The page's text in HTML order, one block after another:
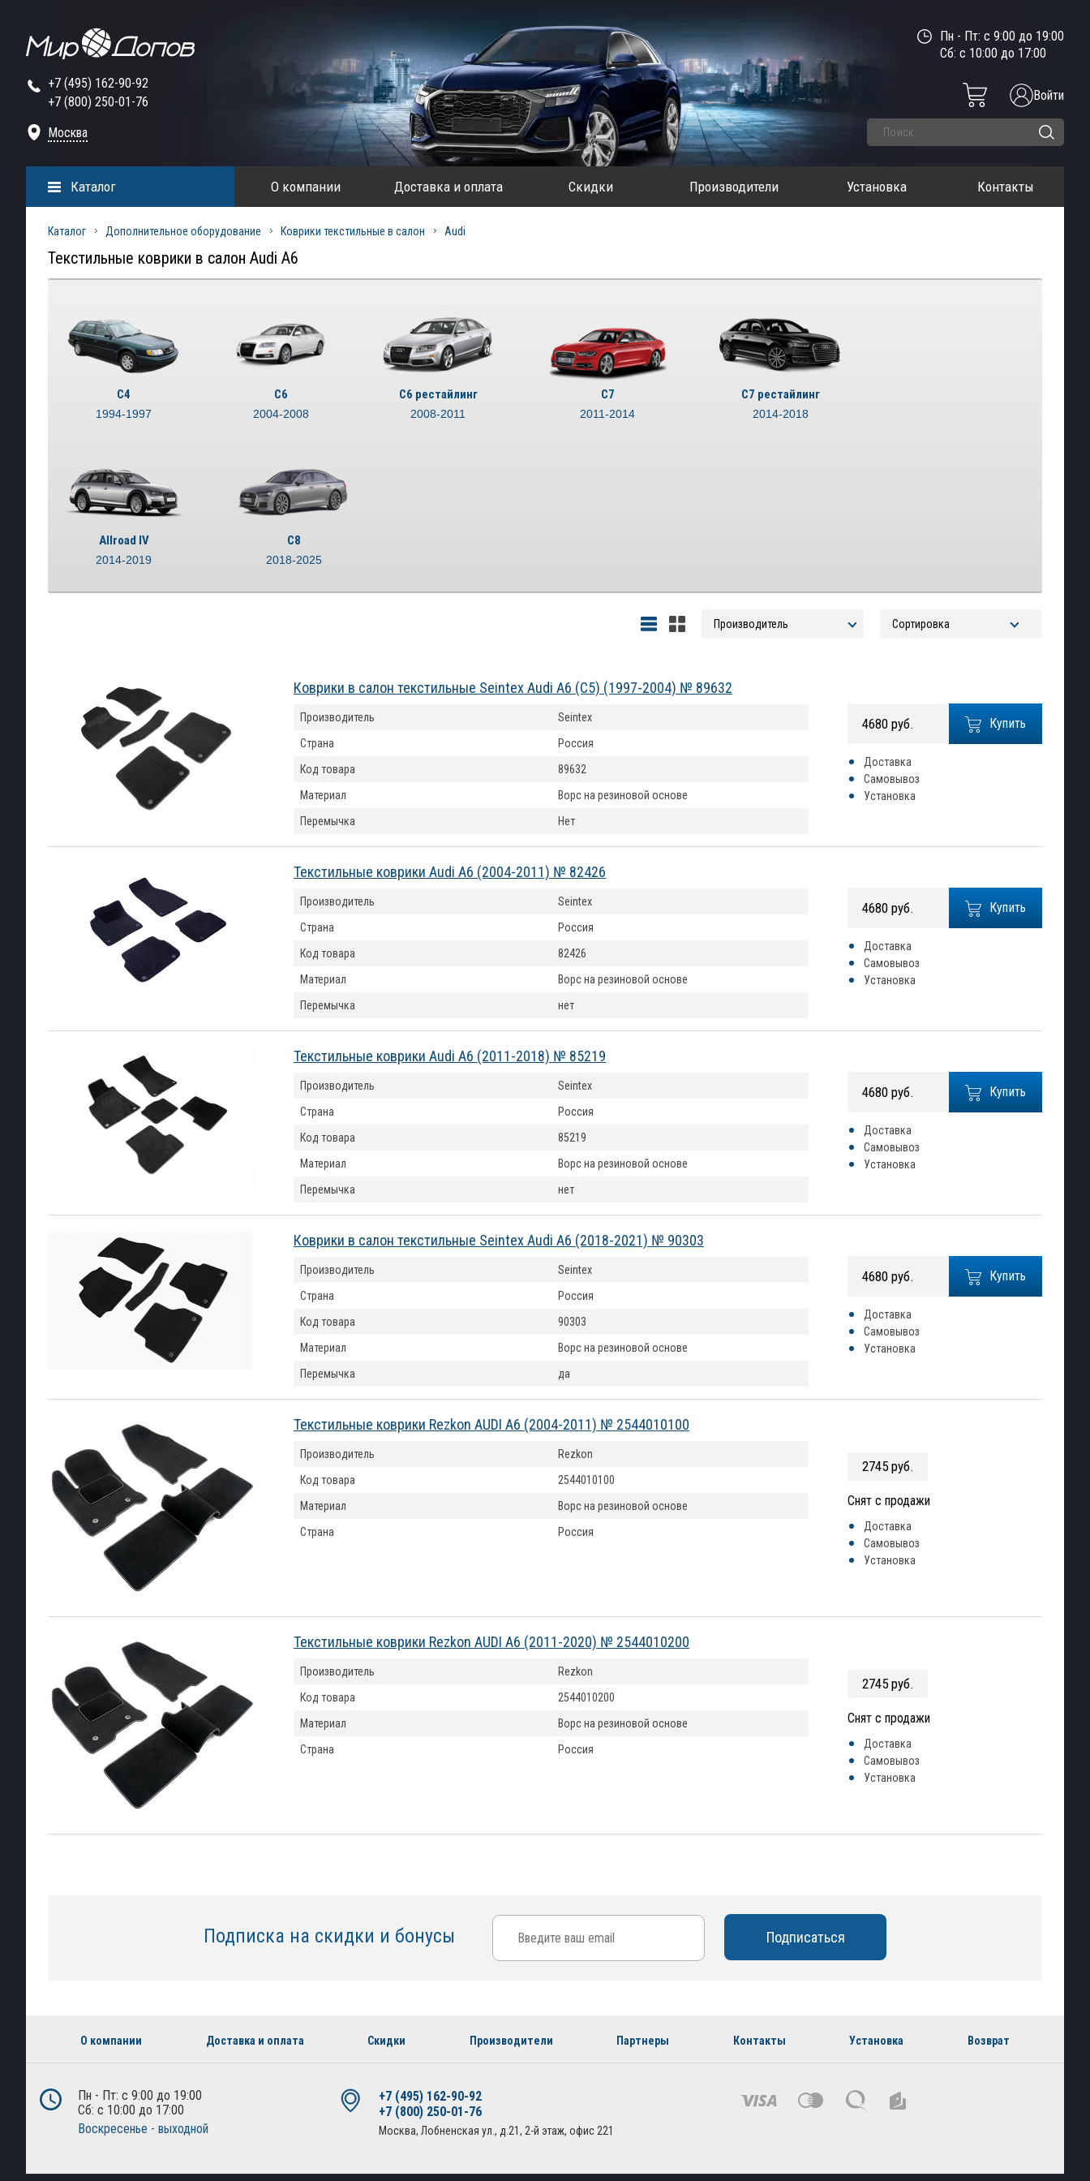
+7 (495) 162-90-92
+7 (800) 250-01-76
Москва
Пн - Пт: с 9:00 до 19:00
Сб: с 10:00 до 17:00
Войти
О компании Доставка и оплата Скидки Производители Установка Контакты
Каталог
Каталог Дополнительное оборудование Коврики текстильные в салон Audi
Текстильные коврики в салон Audi A6
С4
1994-1997
C6
2004-2008
С6 рестайлинг
2008-2011
С7
2011-2014
C7 рестайлинг
2014-2018
Allroad IV
2014-2019
C8
2018-2025
Коврики в салон текстильные Seintex Audi A6 (C5) (1997-2004) № 89632
Купить
4680 руб.
Доставка
Самовывоз
Установка
Производитель
Seintex
Страна
Россия
Код товара
89632
Материал
Ворс на резиновой основе
Перемычка
Нет
Текстильные коврики Audi A6 (2004-2011) № 82426
Купить
4680 руб.
Доставка
Самовывоз
Установка
Производитель
Seintex
Страна
Россия
Код товара
82426
Материал
Ворс на резиновой основе
Перемычка
нет
Текстильные коврики Audi A6 (2011-2018) № 85219
Купить
4680 руб.
Доставка
Самовывоз
Установка
Производитель
Seintex
Страна
Россия
Код товара
85219
Материал
Ворс на резиновой основе
Перемычка
нет
Коврики в салон текстильные Seintex Audi A6 (2018-2021) № 90303
Купить
4680 руб.
Доставка
Самовывоз
Установка
Производитель
Seintex
Страна
Россия
Код товара
90303
Материал
Ворс на резиновой основе
Перемычка
да
Текстильные коврики Rezkon AUDI A6 (2004-2011) № 2544010100
2745 руб.
Снят с продажи
Доставка
Самовывоз
Установка
Производитель
Rezkon
Код товара
2544010100
Материал
Ворс на резиновой основе
Страна
Россия
Текстильные коврики Rezkon AUDI A6 (2011-2020) № 2544010200
2745 руб.
Снят с продажи
Доставка
Самовывоз
Установка
Производитель
Rezkon
Код товара
2544010200
Материал
Ворс на резиновой основе
Страна
Россия
Подписка на скидки и бонусы
О компании Доставка и оплата Скидки Производители Партнеры Контакты Установка Возврат
Пн - Пт: с 9:00 до 19:00
Сб: с 10:00 до 17:00
Воскресенье - выходной
+7 (495) 162-90-92
+7 (800) 250-01-76
Москва, Лобненская ул., д.21, 2-й этаж, офис 221